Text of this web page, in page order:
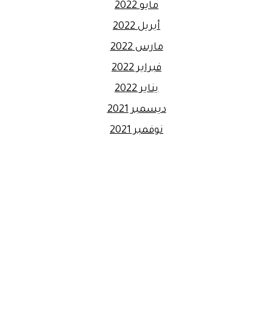
مايو 2022
أبريل 2022
مارس 2022
فبراير 2022
يناير 2022
ديسمبر 2021
نوفمبر 2021